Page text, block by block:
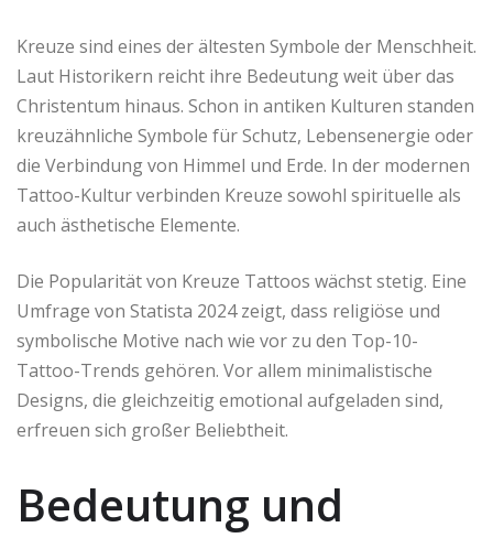
Kreuze sind eines der ältesten Symbole der Menschheit.
Laut Historikern reicht ihre Bedeutung weit über das
Christentum hinaus. Schon in antiken Kulturen standen
kreuzähnliche Symbole für Schutz, Lebensenergie oder
die Verbindung von Himmel und Erde. In der modernen
Tattoo-Kultur verbinden Kreuze sowohl spirituelle als
auch ästhetische Elemente.
Die Popularität von Kreuze Tattoos wächst stetig. Eine
Umfrage von Statista 2024 zeigt, dass religiöse und
symbolische Motive nach wie vor zu den Top-10-
Tattoo-Trends gehören. Vor allem minimalistische
Designs, die gleichzeitig emotional aufgeladen sind,
erfreuen sich großer Beliebtheit.
Bedeutung und